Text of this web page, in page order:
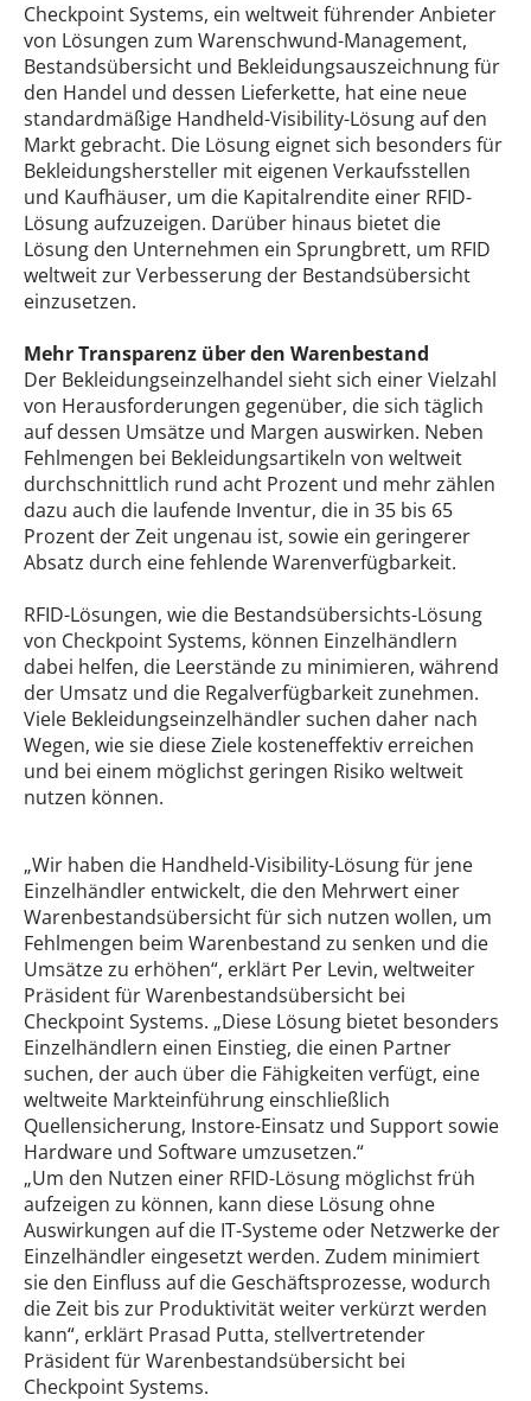
Checkpoint Systems, ein weltweit führender Anbieter
von Lösungen zum Warenschwund-Management,
Bestandsübersicht und Bekleidungsauszeichnung für
den Handel und dessen Lieferkette, hat eine neue
standardmäßige Handheld-Visibility-Lösung auf den
Markt gebracht. Die Lösung eignet sich besonders für
Bekleidungshersteller mit eigenen Verkaufsstellen
und Kaufhäuser, um die Kapitalrendite einer RFID-
Lösung aufzuzeigen. Darüber hinaus bietet die
Lösung den Unternehmen ein Sprungbrett, um RFID
weltweit zur Verbesserung der Bestandsübersicht
einzusetzen.
Mehr Transparenz über den Warenbestand
Der Bekleidungseinzelhandel sieht sich einer Vielzahl
von Herausforderungen gegenüber, die sich täglich
auf dessen Umsätze und Margen auswirken. Neben
Fehlmengen bei Bekleidungsartikeln von weltweit
durchschnittlich rund acht Prozent und mehr zählen
dazu auch die laufende Inventur, die in 35 bis 65
Prozent der Zeit ungenau ist, sowie ein geringerer
Absatz durch eine fehlende Warenverfügbarkeit.
RFID-Lösungen, wie die Bestandsübersichts-Lösung
von Checkpoint Systems, können Einzelhändlern
dabei helfen, die Leerstände zu minimieren, während
der Umsatz und die Regalverfügbarkeit zunehmen.
Viele Bekleidungseinzelhändler suchen daher nach
Wegen, wie sie diese Ziele kosteneffektiv erreichen
und bei einem möglichst geringen Risiko weltweit
nutzen können.
„Wir haben die Handheld-Visibility-Lösung für jene
Einzelhändler entwickelt, die den Mehrwert einer
Warenbestandsübersicht für sich nutzen wollen, um
Fehlmengen beim Warenbestand zu senken und die
Umsätze zu erhöhen“, erklärt Per Levin, weltweiter
Präsident für Warenbestandsübersicht bei
Checkpoint Systems. „Diese Lösung bietet besonders
Einzelhändlern einen Einstieg, die einen Partner
suchen, der auch über die Fähigkeiten verfügt, eine
weltweite Markteinführung einschließlich
Quellensicherung, Instore-Einsatz und Support sowie
Hardware und Software umzusetzen.“
„Um den Nutzen einer RFID-Lösung möglichst früh
aufzeigen zu können, kann diese Lösung ohne
Auswirkungen auf die IT-Systeme oder Netzwerke der
Einzelhändler eingesetzt werden. Zudem minimiert
sie den Einfluss auf die Geschäftsprozesse, wodurch
die Zeit bis zur Produktivität weiter verkürzt werden
kann“, erklärt Prasad Putta, stellvertretender
Präsident für Warenbestandsübersicht bei
Checkpoint Systems.